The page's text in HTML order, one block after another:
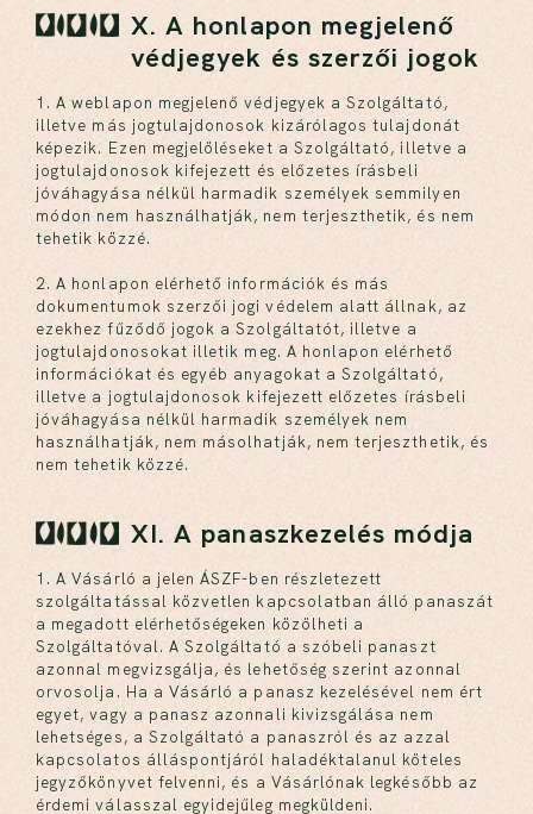
X. A honlapon megjelenő
védjegyek és szerzői jogok
1. A weblapon megjelenő védjegyek a Szolgáltató,
illetve más jogtulajdonosok kizárólagos tulajdonát
képezik. Ezen megjelöléseket a Szolgáltató, illetve a
jogtulajdonosok kifejezett és előzetes írásbeli
jóváhagyása nélkül harmadik személyek semmilyen
módon nem használhatják, nem terjeszthetik, és nem
tehetik közzé.
2. A honlapon elérhető információk és más
dokumentumok szerzői jogi védelem alatt állnak, az
ezekhez fűződő jogok a Szolgáltatót, illetve a
jogtulajdonosokat illetik meg. A honlapon elérhető
információkat és egyéb anyagokat a Szolgáltató,
illetve a jogtulajdonosok kifejezett előzetes írásbeli
jóváhagyása nélkül harmadik személyek nem
használhatják, nem másolhatják, nem terjeszthetik, és
nem tehetik közzé.
XI. A panaszkezelés módja
1. A Vásárló a jelen ÁSZF-ben részletezett
szolgáltatással közvetlen kapcsolatban álló panaszát
a megadott elérhetőségeken közölheti a
Szolgáltatóval. A Szolgáltató a szóbeli panaszt
azonnal megvizsgálja, és lehetőség szerint azonnal
orvosolja. Ha a Vásárló a panasz kezelésével nem ért
egyet, vagy a panasz azonnali kivizsgálása nem
lehetséges, a Szolgáltató a panaszról és az azzal
kapcsolatos álláspontjáról haladéktalanul köteles
jegyzőkönyvet felvenni, és a Vásárlónak legkésőbb az
érdemi válasszal egyidejűleg megküldeni.